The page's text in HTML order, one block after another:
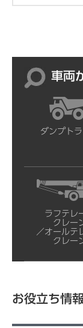
車両
ダンプト
ラフテレ
クレー
／オールテ
クレー
お役立ち情報